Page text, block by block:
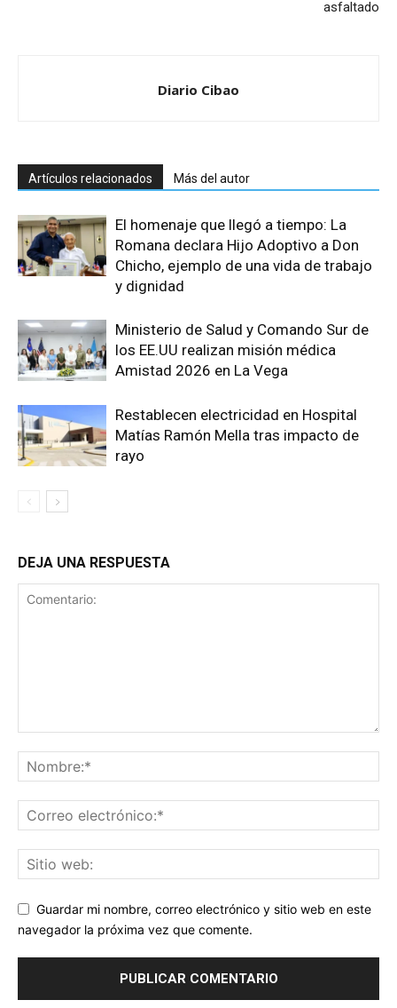
asfaltado
Diario Cibao
Artículos relacionados Más del autor
El homenaje que llegó a tiempo: La
Romana declara Hijo Adoptivo a Don
Chicho, ejemplo de una vida de trabajo
y dignidad
Ministerio de Salud y Comando Sur de
los EE.UU realizan misión médica
Amistad 2026 en La Vega
Restablecen electricidad en Hospital
Matías Ramón Mella tras impacto de
rayo
DEJA UNA RESPUESTA
Guardar mi nombre, correo electrónico y sitio web en este
navegador la próxima vez que comente.